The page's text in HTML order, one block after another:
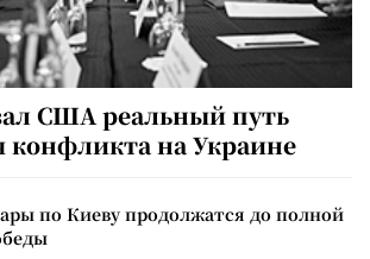
США реальный путь
конфликта на Украине
по Киеву продолжатся до полной